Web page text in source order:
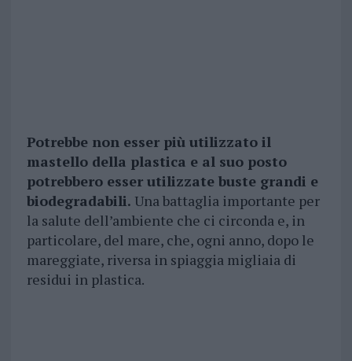
Potrebbe non esser più utilizzato il
mastello della plastica e al suo posto
potrebbero esser utilizzate buste grandi e
biodegradabili. Una battaglia importante per
la salute dell’ambiente che ci circonda e, in
particolare, del mare, che, ogni anno, dopo le
mareggiate, riversa in spiaggia migliaia di
residui in plastica.